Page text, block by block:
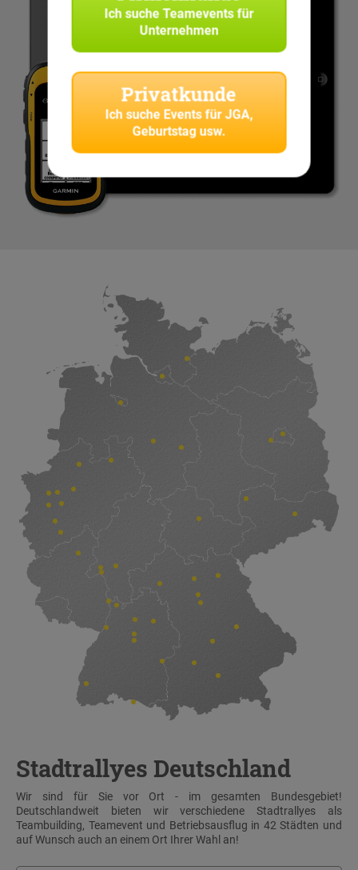
Stadtrallyes Deutschland
Wir sind für Sie vor Ort - im gesamten Bundesgebiet!
Deutschlandweit bieten wir verschiedene Stadtrallyes als
Teambuilding, Teamevent und Betriebsausflug in 42 Städten und
auf Wunsch auch an einem Ort Ihrer Wahl an!
Ich sucheTeamevents für
Unternehmen
Privatkunde
Ich suche Events für JGA,
Geburtstag usw.